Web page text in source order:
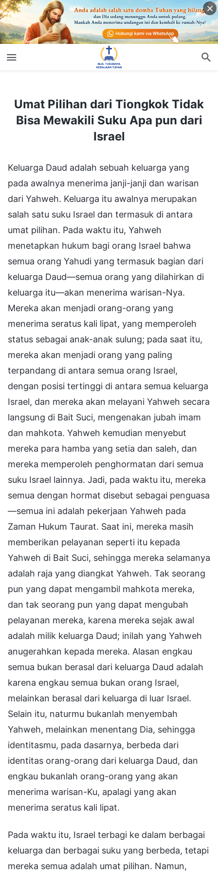
Umat Pilihan dari Tiongkok Tidak
Bisa Mewakili Suku Apa pun dari
Israel
Keluarga Daud adalah sebuah keluarga yang
pada awalnya menerima janji-janji dan warisan
dari Yahweh. Keluarga itu awalnya merupakan
salah satu suku Israel dan termasuk di antara
umat pilihan. Pada waktu itu, Yahweh
menetapkan hukum bagi orang Israel bahwa
semua orang Yahudi yang termasuk bagian dari
keluarga Daud—semua orang yang dilahirkan di
keluarga itu—akan menerima warisan-Nya.
Mereka akan menjadi orang-orang yang
menerima seratus kali lipat, yang memperoleh
status sebagai anak-anak sulung; pada saat itu,
mereka akan menjadi orang yang paling
terpandang di antara semua orang Israel,
dengan posisi tertinggi di antara semua keluarga
Israel, dan mereka akan melayani Yahweh secara
langsung di Bait Suci, mengenakan jubah imam
dan mahkota. Yahweh kemudian menyebut
mereka para hamba yang setia dan saleh, dan
mereka memperoleh penghormatan dari semua
suku Israel lainnya. Jadi, pada waktu itu, mereka
semua dengan hormat disebut sebagai penguasa
—semua ini adalah pekerjaan Yahweh pada
Zaman Hukum Taurat. Saat ini, mereka masih
memberikan pelayanan seperti itu kepada
Yahweh di Bait Suci, sehingga mereka selamanya
adalah raja yang diangkat Yahweh. Tak seorang
pun yang dapat mengambil mahkota mereka,
dan tak seorang pun yang dapat mengubah
pelayanan mereka, karena mereka sejak awal
adalah milik keluarga Daud; inilah yang Yahweh
anugerahkan kepada mereka. Alasan engkau
semua bukan berasal dari keluarga Daud adalah
karena engkau semua bukan orang Israel,
melainkan berasal dari keluarga di luar Israel.
Selain itu, naturmu bukanlah menyembah
Yahweh, melainkan menentang Dia, sehingga
identitasmu, pada dasarnya, berbeda dari
identitas orang-orang dari keluarga Daud, dan
engkau bukanlah orang-orang yang akan
menerima warisan-Ku, apalagi yang akan
menerima seratus kali lipat.
Pada waktu itu, Israel terbagi ke dalam berbagai
keluarga dan berbagai suku yang berbeda, tetapi
mereka semua adalah umat pilihan. Namun,